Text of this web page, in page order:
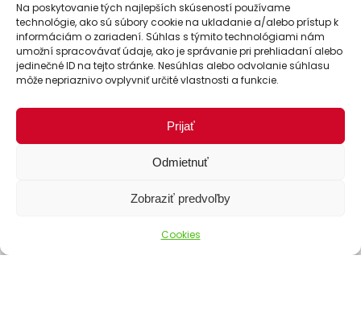
Na poskytovanie tých najlepších skúseností používame
technológie, ako sú súbory cookie na ukladanie a/alebo prístup k
informáciám o zariadení. Súhlas s týmito technológiami nám
umožní spracovávať údaje, ako je správanie pri prehliadaní alebo
jedinečné ID na tejto stránke. Nesúhlas alebo odvolanie súhlasu
môže nepriaznivo ovplyvniť určité vlastnosti a funkcie.
Prijať
Odmietnuť
Zobraziť predvoľby
Cookies